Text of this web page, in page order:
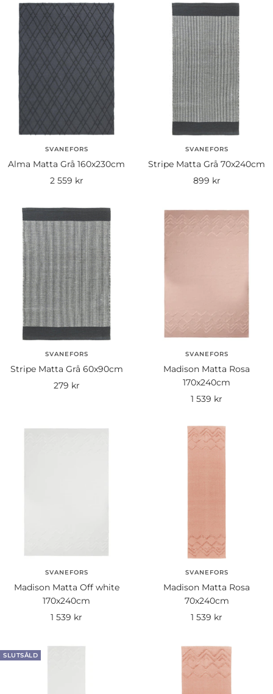
SVANEFORS
Alma Matta Grå 160x230cm
Rea-
2 559 kr
SVANEFORS
Stripe Matta Grå 70x240cm
Rea-
899 kr
SVANEFORS
Stripe Matta Grå 60x90cm
Rea-
279 kr
SVANEFORS
Madison Matta Rosa
170x240cm
Rea-
1 539 kr
SVANEFORS
Madison Matta Off white
170x240cm
Rea-
1 539 kr
SVANEFORS
Madison Matta Rosa
70x240cm
Rea-
1 539 kr
SLUTSÅLD